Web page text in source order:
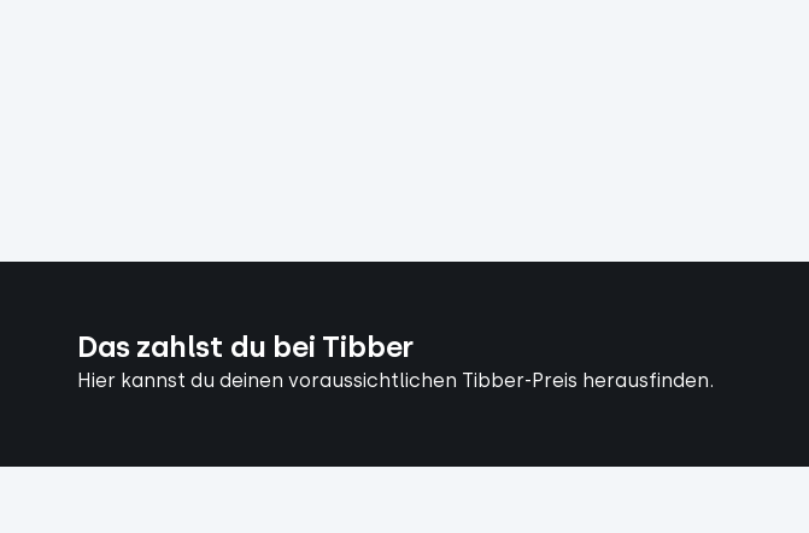
Das zahlst du bei Tibber
Hier kannst du deinen voraussichtlichen Tibber-Preis herausfinden.